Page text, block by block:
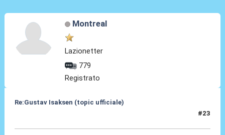
Montreal
Lazionetter
779
Registrato
Re:Gustav Isaksen (topic ufficiale)
#23